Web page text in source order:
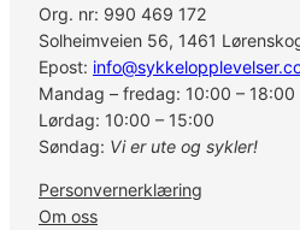
Org. nr: 990 469 172
Solheimveien 56, 1461
Epost:
Mandag – fredag: 10:00 – 18:00
Lørdag: 10:00 – 15:00
Søndag: Vi er ute og sykler!
Personvernerklæring
Om oss